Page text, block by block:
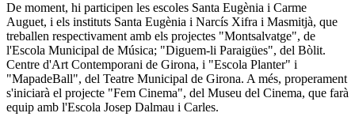
De moment, hi participen les escoles Santa Eugènia i Carme
Auguet, i els instituts Santa Eugènia i Narcís Xifra i Masmitjà, que
treballen respectivament amb els projectes "Montsalvatge", de
l'Escola Municipal de Música; "Diguem-li Paraigües", del Bòlit.
Centre d'Art Contemporani de Girona, i "Escola Planter" i
"MapadeBall", del Teatre Municipal de Girona. A més, properament
s'iniciarà el projecte "Fem Cinema", del Museu del Cinema, que farà
equip amb l'Escola Josep Dalmau i Carles.